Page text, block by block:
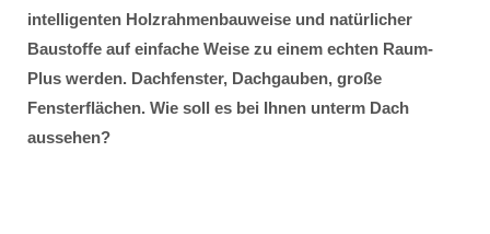
intelligenten Holzrahmenbauweise und natürlicher
Baustoffe auf einfache Weise zu einem echten Raum-
Plus werden. Dachfenster, Dachgauben, große
Fensterflächen. Wie soll es bei Ihnen unterm Dach
aussehen?